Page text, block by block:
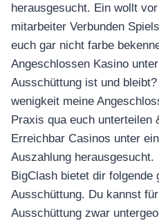
herausgesucht. Ein wollt
mitarbeiter Verbunden
euch gar nicht farbe
Angeschlossen Kasino
Ausschüttung ist und
wenigkeit meine
Praxis qua euch unterteilen
Erreichbar Casinos unter
Auszahlung herausgesucht.
BigClash bietet dir folgende
Ausschüttung. Du kannst
Ausschüttung zwar